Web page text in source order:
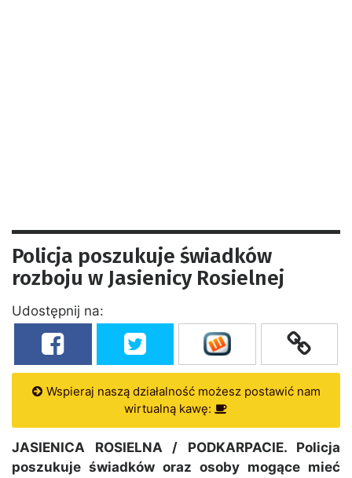
Policja poszukuje świadków
rozboju w Jasienicy Rosielnej
Udostępnij na:
Wspieraj naszą działalność możesz postawić nam
wirtualną kawę:
JASIENICA ROSIELNA / PODKARPACIE. Policja
poszukuje świadków oraz osoby mogące mieć